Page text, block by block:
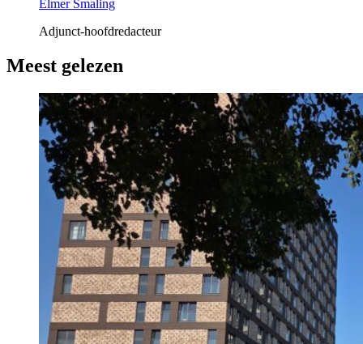
Elmer Smaling
Adjunct-hoofdredacteur
Meest gelezen